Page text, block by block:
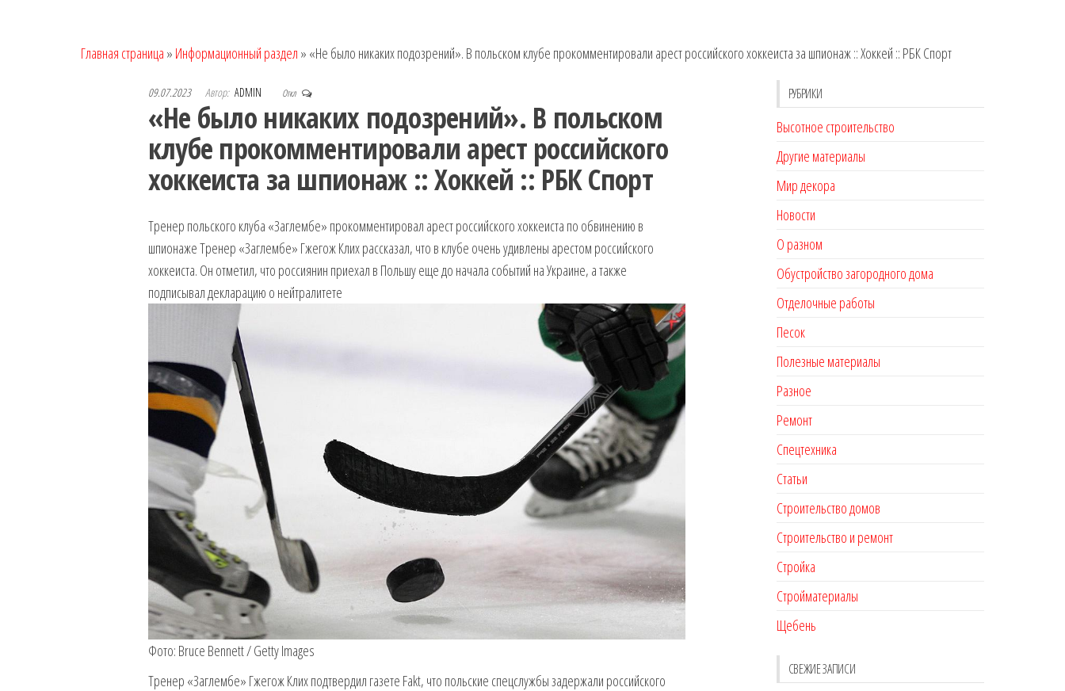
Главная страница » Информационный раздел » «Не было никаких подозрений». В польском клубе прокомментировали арест российского хоккеиста за шпионаж :: Хоккей :: РБК Спорт
09.07.2023 Автор: ADMIN Откл
«Не было никаких подозрений». В польском
клубе прокомментировали арест российского
хоккеиста за шпионаж :: Хоккей :: РБК Спорт
Тренер польского клуба «Заглембе» прокомментировал арест российского хоккеиста по обвинению в
шпионажеТренер «Заглембе» Гжегож Клих рассказал, что в клубе очень удивлены арестом российского
хоккеиста. Он отметил, что россиянин приехал в Польшу еще до начала событий на Украине, а также
подписывал декларацию о нейтралитете
Фото: Bruce Bennett / Getty Images
Тренер «Заглембе» Гжегож Клих подтвердил газете Fakt, что польские спецслужбы задержали российского
РУБРИКИ
Высотное строительство
Другие материалы
Мир декора
Новости
О разном
Обустройство загородного дома
Отделочные работы
Песок
Полезные материалы
Разное
Ремонт
Спецтехника
Статьи
Строительство домов
Строительство и ремонт
Стройка
Стройматериалы
Щебень
СВЕЖИЕ ЗАПИСИ